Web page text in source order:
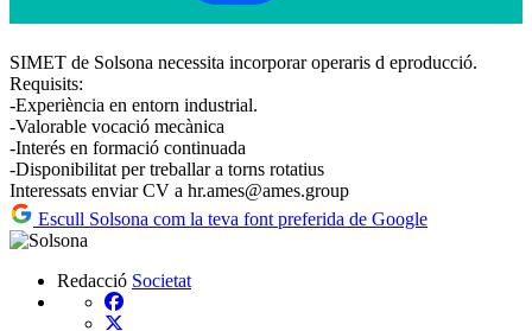
SIMET de Solsona necessita incorporar operaris d eproducció.
Requisits:
-Experiència en entorn industrial.
-Valorable vocació mecànica
-Interés en formació continuada
-Disponibilitat per treballar a torns rotatius
Interessats enviar CV a hr.ames@ames.group
Escull Solsona com la teva font preferida de Google
Redacció Societat